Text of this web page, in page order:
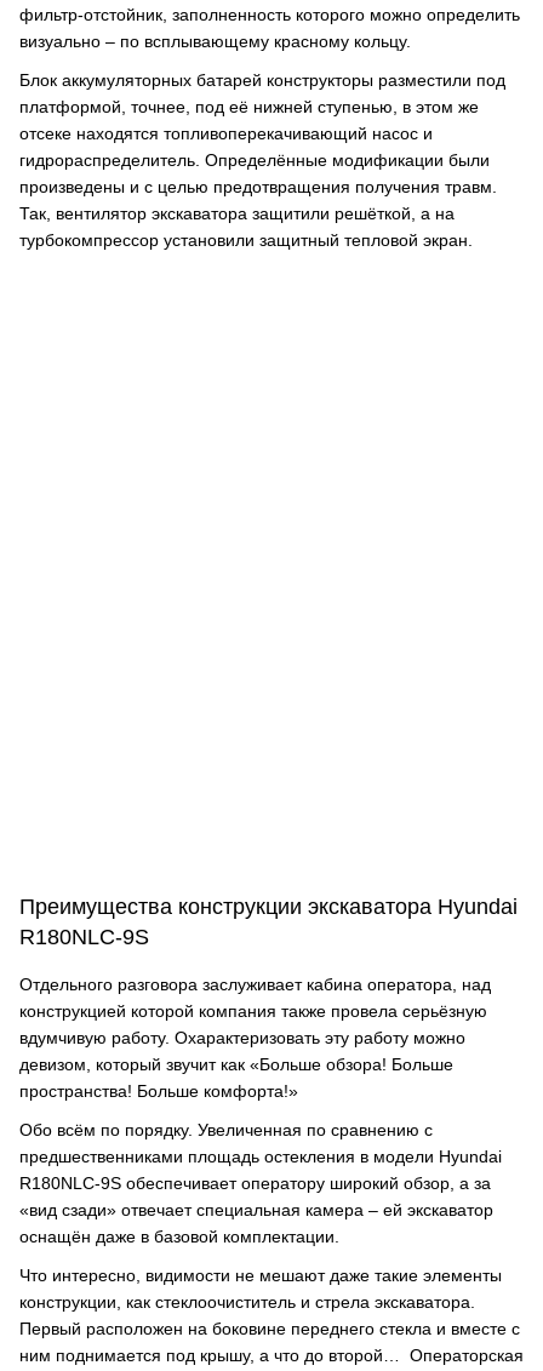
фильтр-отстойник, заполненность которого можно определить
визуально – по всплывающему красному кольцу.
Блок аккумуляторных батарей конструкторы разместили под
платформой, точнее, под её нижней ступенью, в этом же
отсеке находятся топливоперекачивающий насос и
гидрораспределитель. Определённые модификации были
произведены и с целью предотвращения получения травм.
Так, вентилятор экскаватора защитили решёткой, а на
турбокомпрессор установили защитный тепловой экран.
Преимущества конструкции экскаватора Hyundai
R180NLC-9S
Отдельного разговора заслуживает кабина оператора, над
конструкцией которой компания также провела серьёзную
вдумчивую работу. Охарактеризовать эту работу можно
девизом, который звучит как «Больше обзора! Больше
пространства! Больше комфорта!»
Обо всём по порядку. Увеличенная по сравнению с
предшественниками площадь остекления в модели Hyundai
R180NLC-9S обеспечивает оператору широкий обзор, а за
«вид сзади» отвечает специальная камера – ей экскаватор
оснащён даже в базовой комплектации.
Что интересно, видимости не мешают даже такие элементы
конструкции, как стеклоочиститель и стрела экскаватора.
Первый расположен на боковине переднего стекла и вместе с
ним поднимается под крышу, а что до второй… Операторская